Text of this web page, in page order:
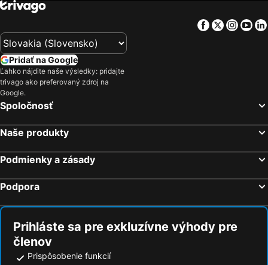
Facebook
Twitter
Pridať na Google
Ľahko nájdite naše výsledky: pridajte
trivago ako preferovaný zdroj na
Google.
Spoločnosť
Naše produkty
Podmienky a zásady
Podpora
Prihláste sa pre exkluzívne výhody pre
členov
Prispôsobenie funkcií